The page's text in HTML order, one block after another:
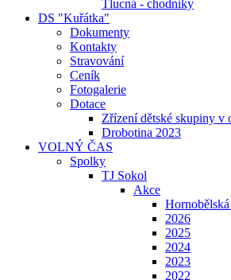
Tlucná - chodníky
DS "Kuřátka"
Dokumenty
Kontakty
Stravování
Ceník
Fotogalerie
Dotace
Zřízení dětské skupiny v
Drobotina 2023
VOLNÝ ČAS
Spolky
TJ Sokol
Akce
2026
2025
2024
2023
2022